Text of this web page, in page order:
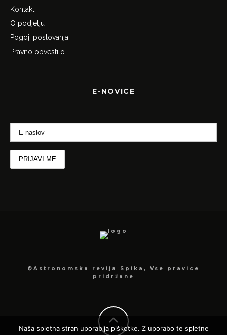
Kontakt
O podjetju
Pogoji poslovanja
Pravno obvestilo
E-NOVICE
©Astronomska revija Spika, Vse pravice
pridržane
Naša spletna stran uporablja piškotke. Z uporabo te spletne